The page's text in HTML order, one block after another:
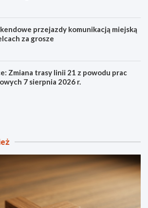
przejazdy komunikacją miejską
za grosze
Zmiana trasy linii 21 z powodu prac
7 sierpnia 2026 r.